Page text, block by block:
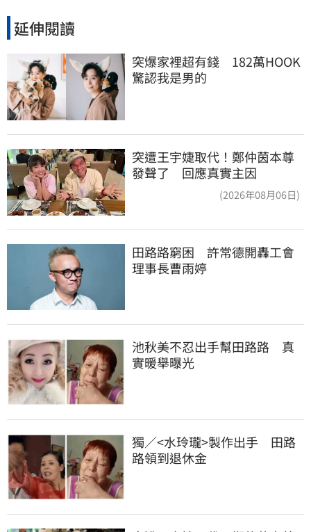
延伸閱讀
突爆家裡超有錢　182萬HOOK
驚認我是男的
突遭王宇婕取代！鄭仲茵本尊
發聲了 回應真實主因
(2026年08月06日)
田路路窮困　許常德開轟工會
理事長曹雨婷
池秋美不忍出手幫田路路　真
實暖舉曝光
獨／<水玲瓏>製作出手　田路
路領到退休金